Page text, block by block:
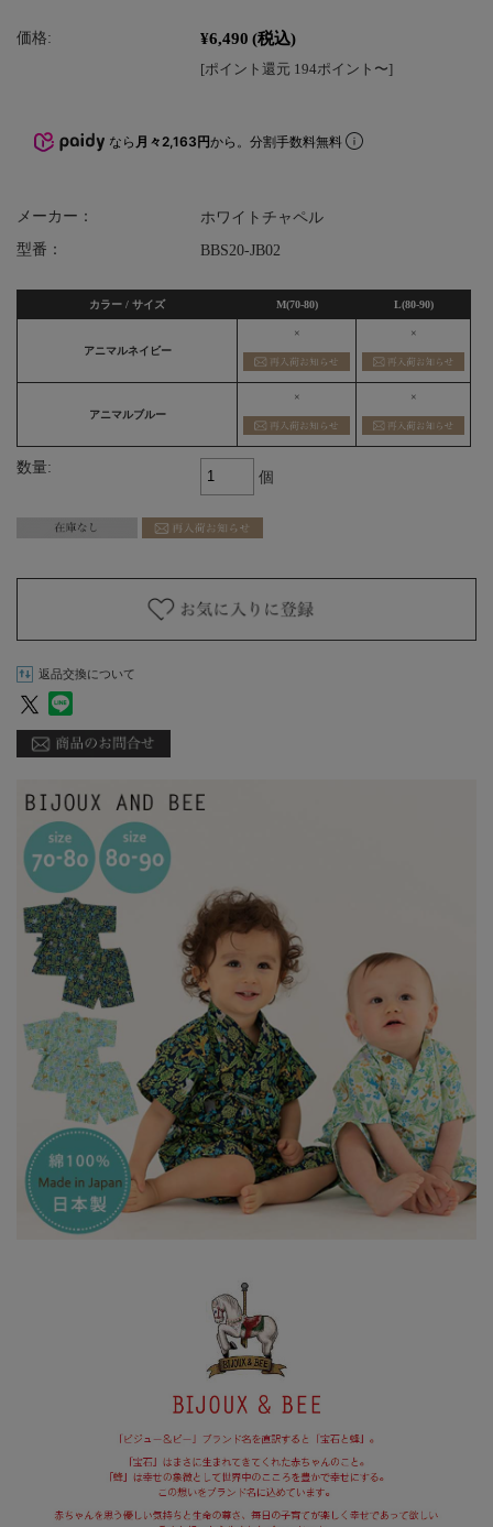
価格: ¥6,490 (税込)
[ポイント還元 194ポイント〜]
なら 月々2,163円から。分割手数料無料
メーカー：
ホワイトチャペル
型番：
BBS20-JB02
カラー / サイズ M(70-80) L(80-90)
アニマルネイビー
× ×
アニマルブルー
× ×
数量:
個
返品交換について